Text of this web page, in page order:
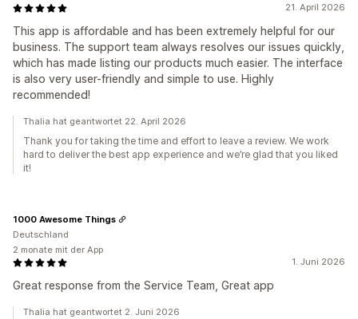
21. April 2026
This app is affordable and has been extremely helpful for our
business. The support team always resolves our issues quickly,
which has made listing our products much easier. The interface
is also very user-friendly and simple to use. Highly
recommended!
Thalia hat geantwortet 22. April 2026
Thank you for taking the time and effort to leave a review. We work
hard to deliver the best app experience and we’re glad that you liked
it!
1. Juni 2026
Great response from the Service Team, Great app
1000 Awesome Things
Deutschland
2 monate mit der App
Thalia hat geantwortet 2. Juni 2026